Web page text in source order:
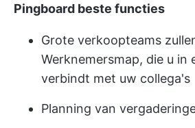
Pingboard beste functies
Grote verkoopteams
Werknemersmap, die u in
verbindt met uw collega's
Planning van